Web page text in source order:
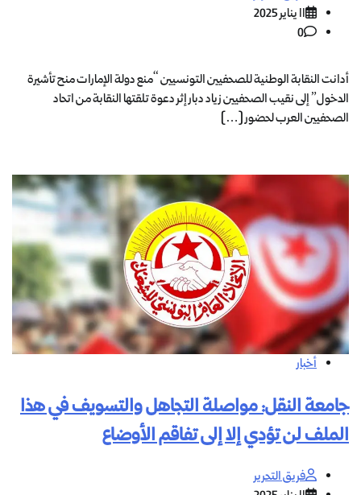
11 يناير 2025
0
أدانت النقابة الوطنية للصحفيين التونسيين “منع دولة الإمارات منح تأشيرة
الدخول” إلى نقيب الصحفيين زياد دبار إثر دعوة تلقتها النقابة من اتحاد
الصحفيين العرب لحضور […]
أخبار
جامعة النقل: مواصلة التجاهل والتسويف في هذا
الملف لن تؤدي إلا إلى تفاقم الأوضاع
فريق التحرير